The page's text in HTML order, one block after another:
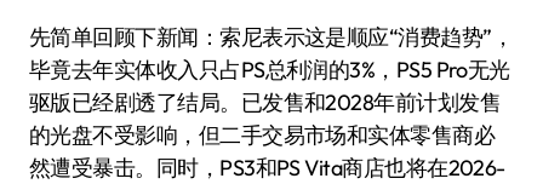
先简单回顾下新闻：索尼表示这是顺应“消费趋势”，
毕竟去年实体收入只占PS总利润的3%，PS5 Pro无光
驱版已经剧透了结局。已发售和2028年前计划发售
的光盘不受影响，但二手交易市场和实体零售商必
然遭受暴击。同时，PS3和PS Vita商店也将在2026-